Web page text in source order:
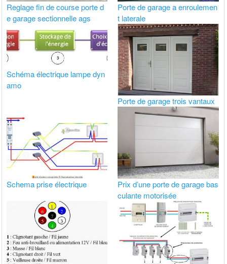
Reglage fin de course porte d
e garage sectionnelle ags
Porte de garage a enroulemen
t laterale
Schéma électrique lampe dyn
amo
Porte de garage trois vantaux
Schema prise électrique
Prix d’une porte de garage bas
culante motorisée